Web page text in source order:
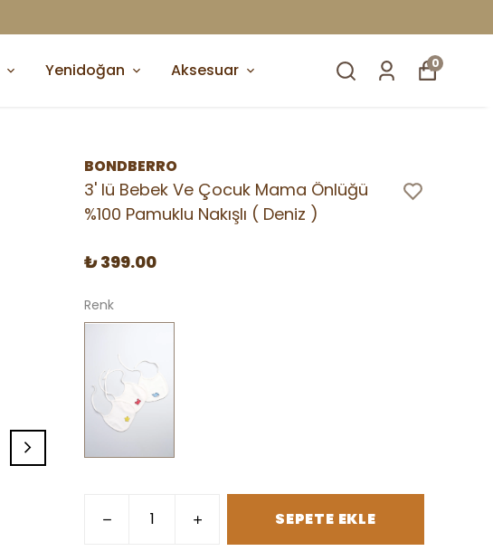
Yenidoğan Aksesuar 0
BONDBERRO
3' lü Bebek Ve Çocuk Mama Önlüğü
%100 Pamuklu Nakışlı ( Deniz )
₺ 399.00
Renk
SEPETE EKLE